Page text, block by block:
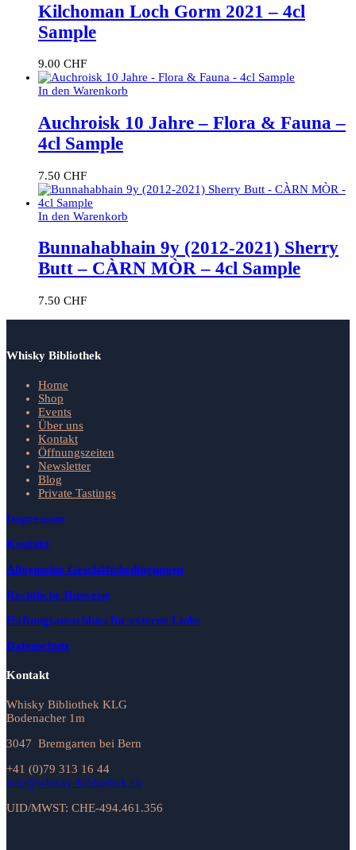
Kilchoman Loch Gorm 2021 – 4cl
Sample
9.00 CHF
In den Warenkorb
Auchroisk 10 Jahre – Flora & Fauna –
4cl Sample
7.50 CHF
In den Warenkorb
Bunnahabhain 9y (2012-2021) Sherry
Butt – CÀRN MÒR – 4cl Sample
7.50 CHF
Whisky Bibliothek
Home
Shop
Events
Über uns
Kontakt
Öffnungszeiten
Newsletter
Blog
Private Tastings
Impressum
Kontakt
Allgemeine Geschäftsbedingungen
Rechtliche Hinweise
Haftungsausschluss für externe Links
Datenschutz
Kontakt
Whisky Bibliothek KLG
Bodenacher 1m
3047 Bremgarten bei Bern
+41 (0)79 313 16 44
info@whisky-bibliothek.ch
UID/MWST: CHE-494.461.356